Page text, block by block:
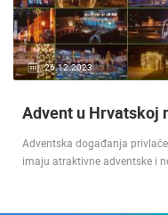
26.12.2023.
Advent u Hrvatskoj
Adventska događanja
imaju atraktivne adventske i